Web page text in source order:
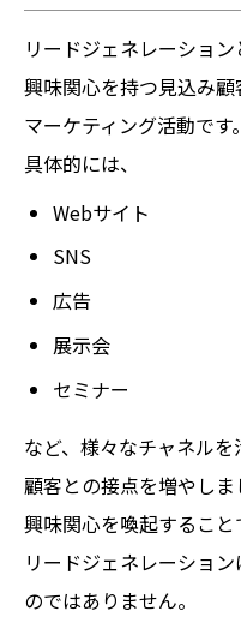
リードジェネレーショ
興味関心を持つ見込み
マーケティング活動です。
具体的には、
Webサイト
SNS
広告
展示会
セミナー
など、様々なチャネルを
顧客との接点を増やしま
興味関心を喚起すること
リードジェネレーショ
のではありません。